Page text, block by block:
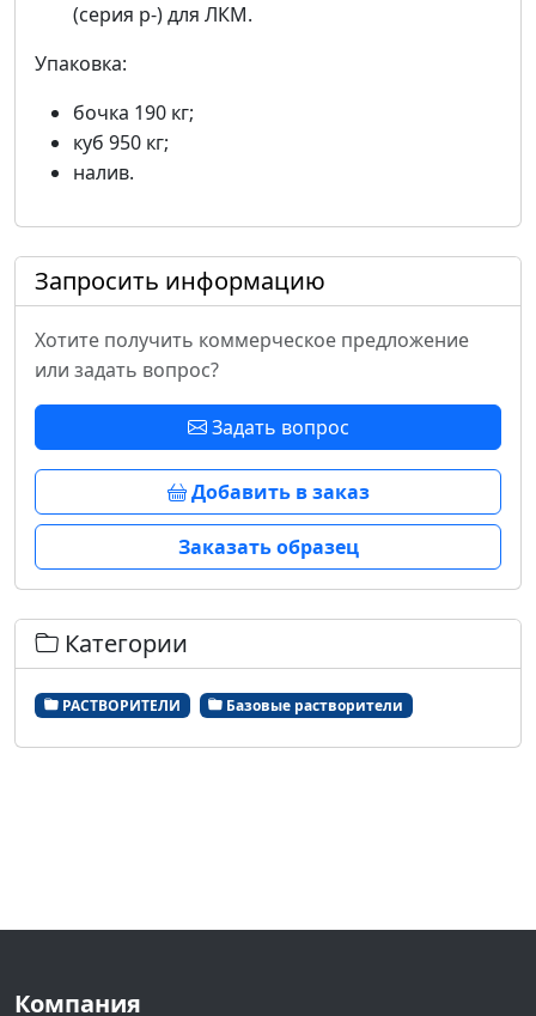
(серия р-) для ЛКМ.
Упаковка:
бочка 190 кг;
куб 950 кг;
налив.
Запросить информацию
Хотите получить коммерческое предложение
или задать вопрос?
Задать вопрос
Добавить в заказ
Заказать образец
Категории
РАСТВОРИТЕЛИ Базовые растворители
Компания